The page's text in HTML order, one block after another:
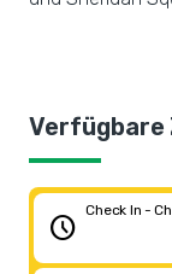
Verfügbare
schedule
Check In -